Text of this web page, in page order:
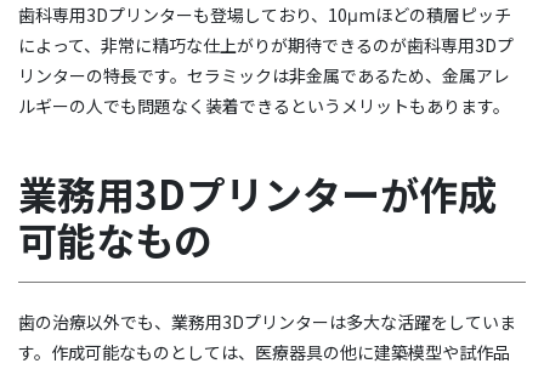
歯科専用3Dプリンターも登場しており、10μmほどの積層ピッチ
によって、非常に精巧な仕上がりが期待できるのが歯科専用3Dプ
リンターの特長です。セラミックは非金属であるため、金属アレ
ルギーの人でも問題なく装着できるというメリットもあります。
業務用3Dプリンターが作成
可能なもの
歯の治療以外でも、業務用3Dプリンターは多大な活躍をしていま
す。作成可能なものとしては、医療器具の他に建築模型や試作品